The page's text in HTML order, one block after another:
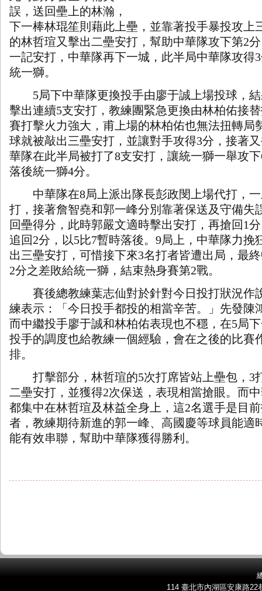
誤，送回壘上的林瀚，
下一棒林琨笙則藉此上壘，並靠著投手暴投攻上
的林哲瑄又擊出二壘安打，幫助中華隊攻下第2
一記安打，中華隊再下一城，此半局中華隊攻得3
統一獅。
5局下中華隊更換投手由廖于誠上場投球，
擊出連續5支安打，教練團緊急更換由林柏佑接
賽打擊火力強大，甫上場的林柏佑也無法扭轉局
球就被敲出三壘安打，並讓對手攻得3分，接著
華隊在此半局被打了8支安打，讓統一獅一舉攻下
落後統一獅4分。
中華隊在8局上派出隊長彭政閔上場代打，
打，接著詹智堯和郭一峰分別靠著保送及守備失
回壘得分，此時郭嚴文適時擊出安打，再搶回1
追回2分，以5比7暫時落後。 9局上，中華隊力挽
出三壘安打，可惜接下來3名打者皆遭出局，最
2分之差敗給統一獅，結束熱身賽第2戰。
賽後總教練葉志仙對於針對今日投打狀況作
練表示：「今日投手都投的相當辛苦。」先發陳
而中繼投手廖于誠和林柏佑表現也不穩，在5局
投手的調度也給教練一個經驗，會在之後的比賽
排。
打擊部分，林哲瑄的5次打席皆站上壘包， 3
二壘安打，並獲得2次保送，表現相當搶眼。而
都集中在林哲瑄及林益全身上，這2名選手是目
者，教練期待新進的郭一峰、高國慶等球員能適
能有效串聯，幫助中華隊獲得勝利。
114 臺北市內湖區安康路22